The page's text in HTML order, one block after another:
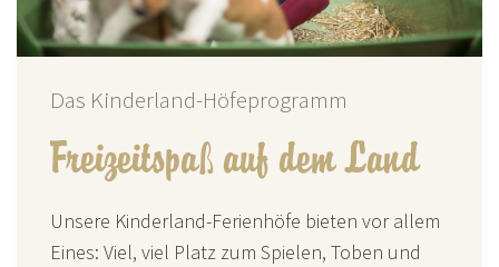
Freizeitspaß auf dem Land
Das Kinderland-Höfeprogramm
Unsere Kinderland-Ferienhöfe bieten vor allem
Eines: Viel, viel Platz zum Spielen, Toben und